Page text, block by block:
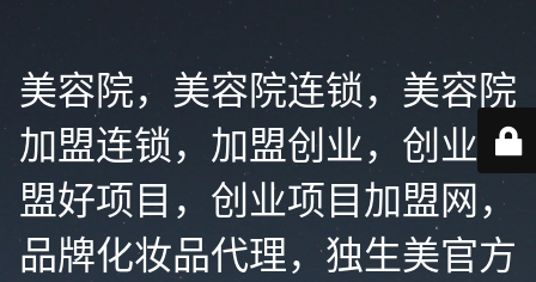
美容院，美容院连锁，美容院
加盟连锁，加盟创业，创业加
盟好项目，创业项目加盟网，
品牌化妆品代理，独生美官方